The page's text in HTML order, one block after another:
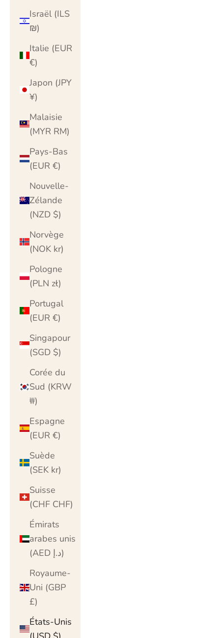
Israël (ILS
₪)
Italie (EUR
€)
Japon (JPY
¥)
Malaisie
(MYR RM)
Pays-Bas
(EUR €)
Nouvelle-
Zélande
(NZD $)
Norvège
(NOK kr)
Pologne
(PLN zł)
Portugal
(EUR €)
Singapour
(SGD $)
Corée du
Sud (KRW
₩)
Espagne
(EUR €)
Suède
(SEK kr)
Suisse
(CHF CHF)
Émirats
arabes unis
(AED د.إ)
Royaume-
Uni (GBP
£)
États-Unis